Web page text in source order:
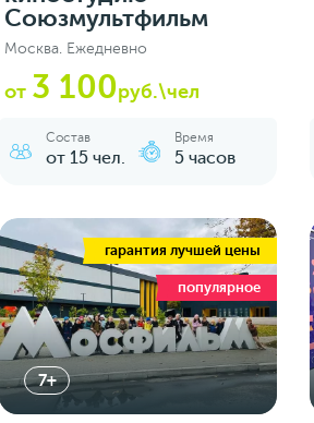
Союзмультфильм
Москва. Ежедневно
от 3 100руб.\чел
Состав
от 15 чел.
Время
5 часов
гарантия лучшей цены
популярное
7+